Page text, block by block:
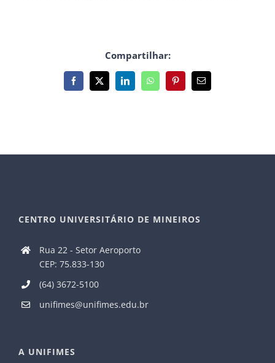
Compartilhar:
Facebook
X LinkedInWhatsAppPinterest
E-
mail
CENTRO UNIVERSITÁRIO DE MINEIROS
Rua 22 - Setor Aeroporto
CEP: 75.833-130
(64) 3672-5100
unifimes@unifimes.edu.br
A UNIFIMES